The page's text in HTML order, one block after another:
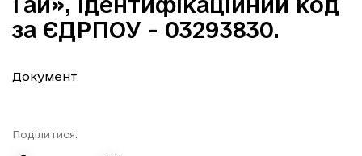
за ЄДРПОУ - 03293830.
Документ
Поділитися: